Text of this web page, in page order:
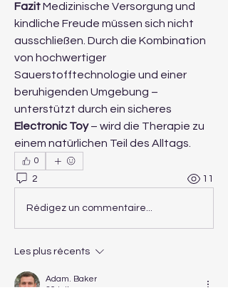
Fazit Medizinische Versorgung und
kindliche Freude müssen sich nicht
ausschließen. Durch die Kombination
von hochwertiger
Sauerstofftechnologie und einer
beruhigenden Umgebung –
Electronic Toy – wird die Therapie zu
einem natürlichen Teil des Alltags.
0
2 11
Rédigez un commentaire...
Les plus récents
Adam. Baker
30 juil.